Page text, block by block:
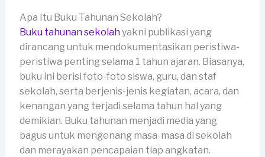
Apa Itu Buku Tahunan Sekolah?
Buku tahunan sekolahyakni publikasi yang
dirancang untuk mendokumentasikan peristiwa-
peristiwa penting selama 1 tahun ajaran. Biasanya,
buku ini berisi foto-foto siswa, guru, dan staf
sekolah, serta berjenis-jenis kegiatan, acara, dan
kenangan yang terjadi selama tahun hal yang
demikian. Buku tahunan menjadi media yang
bagus untuk mengenang masa-masa di sekolah
dan merayakan pencapaian tiap angkatan.